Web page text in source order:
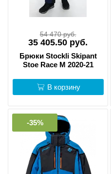
54 470 руб.
35 405.50 руб.
Брюки Stockli Skipant
Stoe Race M 2020-21
В корзину
-35%